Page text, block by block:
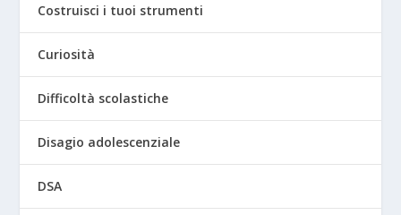
Costruisci i tuoi strumenti
Curiosità
Difficoltà scolastiche
Disagio adolescenziale
DSA